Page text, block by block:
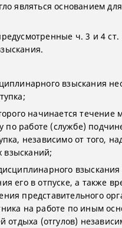
являться основанием
ч. 3 и 4 ст.
взыскания
начинается течение
по работе (службе)
независимо от того,
взыскания
его в отпуске, а также
представительного
на работе по иным
отдыха (отгулов)